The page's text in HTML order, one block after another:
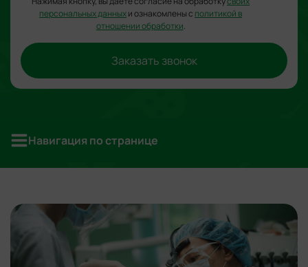
персональных данныхи ознакомлены с политикой в
отношении обработки.
Заказать звонок
Навигация по странице